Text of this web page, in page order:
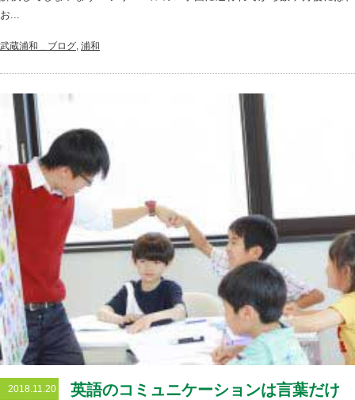
お...
武蔵浦和＿ブログ, 浦和
2018.11.20
英語のコミュニケーションは言葉だけ